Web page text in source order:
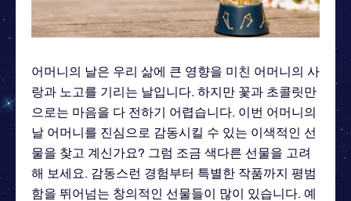
어머니의 날은 우리 삶에 큰 영향을 미친 어머니의 사
랑과 노고를 기리는 날입니다. 하지만 꽃과 초콜릿만
으로는 마음을 다 전하기 어렵습니다. 이번 어머니의
날 어머니를 진심으로 감동시킬 수 있는 이색적인 선
물을 찾고 계신가요? 그럼 조금 색다른 선물을 고려
해 보세요. 감동스런 경험부터 특별한 작품까지 평범
함을 뛰어넘는 창의적인 선물들이 많이 있습니다. 예